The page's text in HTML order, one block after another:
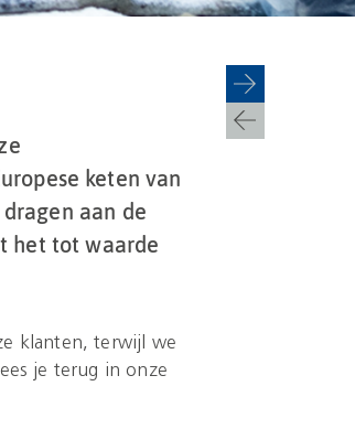
keten van
aan de
het tot waarde
klanten, terwijl we
je terug in onze